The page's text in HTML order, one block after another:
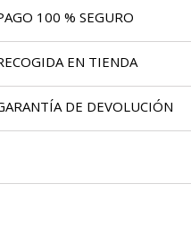
100 % SEGURO
EN TIENDA
DE DEVOLUCIÓN